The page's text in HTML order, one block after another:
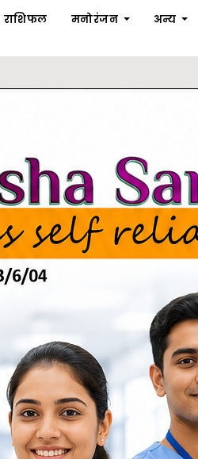
राशिफल मनोरंजन अन्य